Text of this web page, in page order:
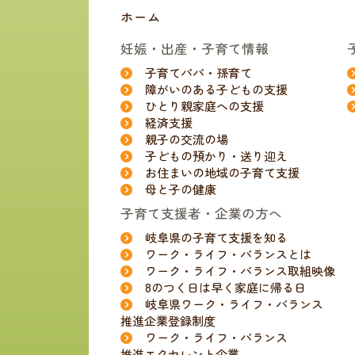
ホーム
妊娠・出産・子育て情報
子育てパパ・孫育て
障がいのある子どもの支援
ひとり親家庭への支援
経済支援
親子の交流の場
子どもの預かり・送り迎え
お住まいの地域の子育て支援
母と子の健康
子育て支援者・企業の方へ
岐阜県の子育て支援を知る
ワーク・ライフ・バランスとは
ワーク・ライフ・バランス取組映像
8のつく日は早く家庭に帰る日
岐阜県ワーク・ライフ・バランス
推進企業登録制度
ワーク・ライフ・バランス